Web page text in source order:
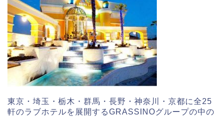
東京・埼玉・栃木・群馬・長野・神奈川・京都に全25
軒のラブホテルを展開するGRASSINOグループの中の